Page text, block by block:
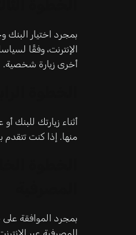
بمجرد اختيار
الإنترنت، وفقًا
أخرى زيارة شخصية.
أثناء زيارتك للبنك
منها. إذا كنت
بمجرد الموافقة